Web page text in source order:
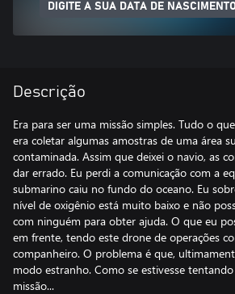
DIGITE A SUA DATA DE
Descrição
Era para ser uma missão simples. Tudo o
era coletar algumas amostras de uma área
contaminada. Assim que deixei o navio, as
dar errado. Eu perdi a comunicação com a
submarino caiu no fundo do oceano. Eu
nível de oxigênio está muito baixo e não
com ninguém para obter ajuda. O que eu
em frente, tendo este drone de operações
companheiro. O problema é que,
modo estranho. Como se estivesse
missão...